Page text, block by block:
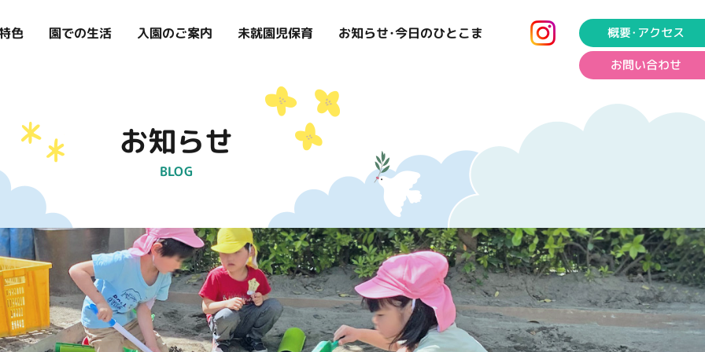
色 園での生活 入園のご案内 未就園児保育 お知らせ･今日のひとこま 概要･アクセス
お問い合わせ
お知らせ
BLOG